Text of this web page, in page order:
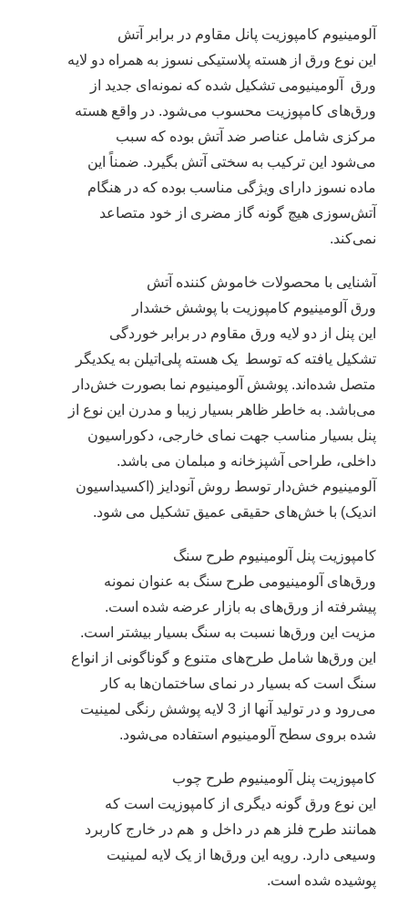
آلومینیوم کامپوزیت پانل مقاوم در برابر آتش
این نوع ورق از هسته پلاستیکی نسوز به همراه دو لایه
ورق آلومینیومی تشکیل شده که نمونه‌ای جدید از
ورق‌های کامپوزیت محسوب می‌شود. در واقع هسته
مرکزی شامل عناصر ضد آتش بوده که سبب
می‌شود این ترکیب به سختی آتش بگیرد. ضمناً این
ماده نسوز دارای ویژگی مناسب بوده که در هنگام
آتش‌سوزی هیچ گونه گاز مضری از خود متصاعد
نمی‌کند.
آشنایی با محصولات خاموش کننده آتش
ورق آلومينيوم کامپوزيت با پوشش خشدار
این پنل از دو لایه ورق مقاوم در برابر خوردگی
تشکیل یافته که توسط یک هسته پلی‌اتیلن به یکدیگر
متصل شده‌اند. پوشش آلومینیوم نما بصورت خش‌دار
می‌باشد. به خاطر ظاهر بسیار زیبا و مدرن این نوع از
پنل بسیار مناسب جهت نمای خارجی، دکوراسیون
داخلی، طراحی آشپزخانه و مبلمان می باشد.
آلومینیوم خش‌دار توسط روش آنودایز (اکسیداسیون
اندیک) با خش‌های حقیقی عمیق تشکيل می شود.
کامپوزيت پنل آلومينيوم طرح سنگ
ورق‌های آلومینیومی طرح سنگ به عنوان نمونه
پیشرفته از ورق‌های به بازار عرضه شده است.
مزیت این ورق‌ها نسبت به سنگ بسیار بیشتر است.
این ورق‌ها شامل طرح‌های متنوع و گوناگونی از انواع
سنگ است که بسیار در نمای ساختمان‌ها به کار
می‌رود و در تولید آنها از 3 لایه پوشش رنگی لمینیت
شده بروی سطح آلومینیوم استفاده می‌شود.
کامپوزيت پنل آلومينيوم طرح چوب
این نوع ورق گونه دیگری از کامپوزیت است که
همانند طرح فلز هم در داخل و هم در خارج کاربرد
وسیعی دارد. رویه این ورق‌ها از یک لایه لمینیت
پوشیده شده است.